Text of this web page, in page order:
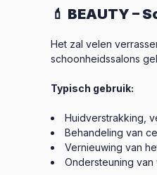
💄 BEAUTY –
Het zal velen
schoonheidssalons
Typisch gebruik:
Huidverstrakking,
Behandeling van
Vernieuwing van
Ondersteuning